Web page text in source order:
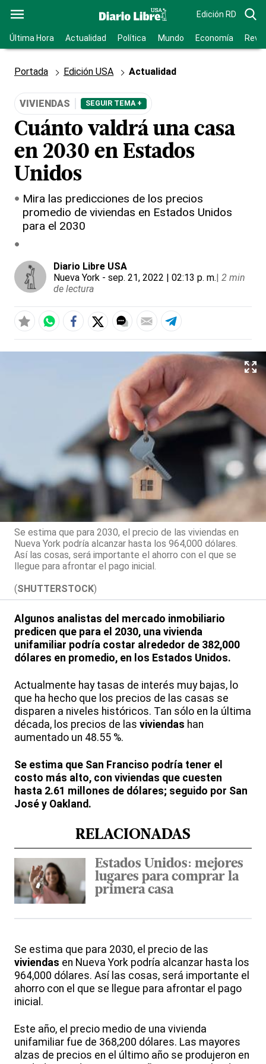
Edición RD
Última Hora Actualidad Política Mundo Economía
Portada Edición USA Actualidad
VIVIENDAS SEGUIR TEMA +
Cuánto valdrá una casa
en 2030 en Estados
Unidos
Mira las predicciones de los precios
promedio de viviendas en Estados Unidos
para el 2030
Diario Libre USA
Nueva York - sep. 21, 2022 | 02:13 p. m.| 2 min
de lectura
Se estima que para 2030, el precio de las viviendas en
Nueva York podría alcanzar hasta los 964,000 dólares.
Así las cosas, será importante el ahorro con el que se
llegue para afrontar el pago inicial.
(SHUTTERSTOCK)
Algunos analistas del mercado inmobiliario
predicen que para el 2030, una vivienda
unifamiliar podría costar alrededor de 382,000
dólares en promedio, en los Estados Unidos.
Actualmente hay tasas de interés muy bajas, lo
que ha hecho que los precios de las casas se
disparen a niveles históricos. Tan sólo en la última
década, los precios de las viviendas han
aumentado un 48.55 %.
Se estima que San Franciso podría tener el
costo más alto, con viviendas que cuesten
hasta 2.61 millones de dólares; seguido por San
José y Oakland.
RELACIONADAS
Estados Unidos: mejores
lugares para comprar la
primera casa
Se estima que para 2030, el precio de las
viviendas en Nueva York podría alcanzar hasta los
964,000 dólares. Así las cosas, será importante el
ahorro con el que se llegue para afrontar el pago
inicial.
Este año, el precio medio de una vivienda
unifamiliar fue de 368,200 dólares. Las mayores
alzas de precios en el último año se produjeron en